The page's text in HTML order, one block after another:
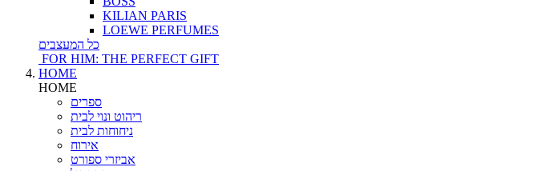
KILIAN PARIS
LOEWE PERFUMES
כל המעצבים
FOR HIM: THE PERFECT GIFT
HOME
HOME
ספרים
ריהוט ונוי לבית
ניחוחות לבית
אירוח
אביזרי ספורט